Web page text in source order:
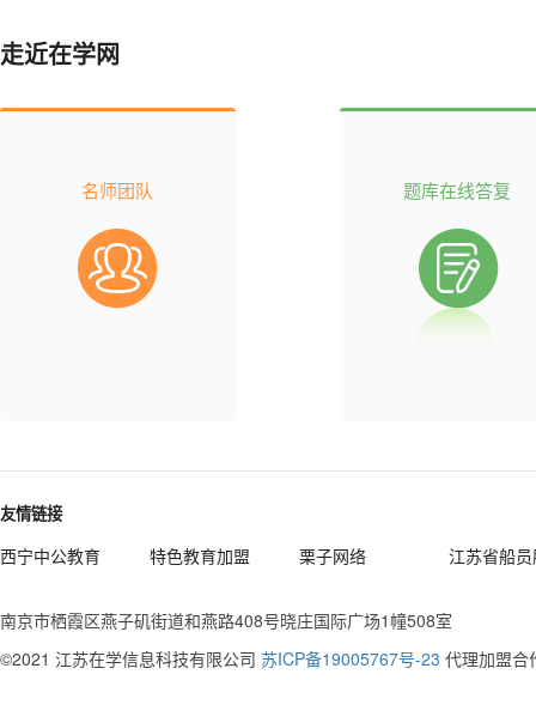
走近在学网
名师团队 题库在线答复
友情链接
西宁中公教育 特色教育加盟 栗子网络 江苏省船
南京市栖霞区燕子矶街道和燕路408号晓庄国际广场1幢508室
©2021 江苏在学信息科技有限公司 苏ICP备19005767号-23 代理加盟合